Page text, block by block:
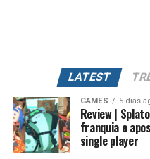
LATEST
GAMES 5 dias
Review |
franquia e
single player